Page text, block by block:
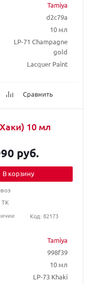
Tamiya
d2c79a
10 мл
LP-71 Champagne
gold
Lacquer Paint
Сравнить
10 мл
Tamiya
998f39
10 мл
LP-73 Khaki
руб.
В корзину
ТК
Код: 82173